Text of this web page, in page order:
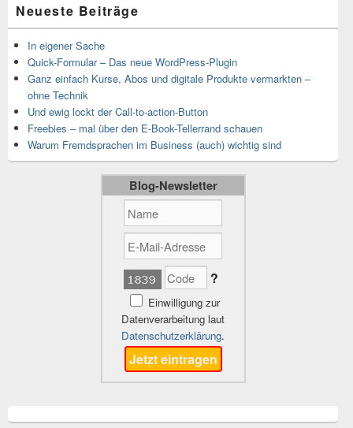
Neueste Beiträge
In eigener Sache
Quick-Formular – Das neue WordPress-Plugin
Ganz einfach Kurse, Abos und digitale Produkte vermarkten –
ohne Technik
Und ewig lockt der Call-to-action-Button
Freebies – mal über den E-Book-Tellerrand schauen
Warum Fremdsprachen im Business (auch) wichtig sind
Blog-Newsletter
?
Einwilligung zur
Datenverarbeitung laut
Datenschutzerklärung.